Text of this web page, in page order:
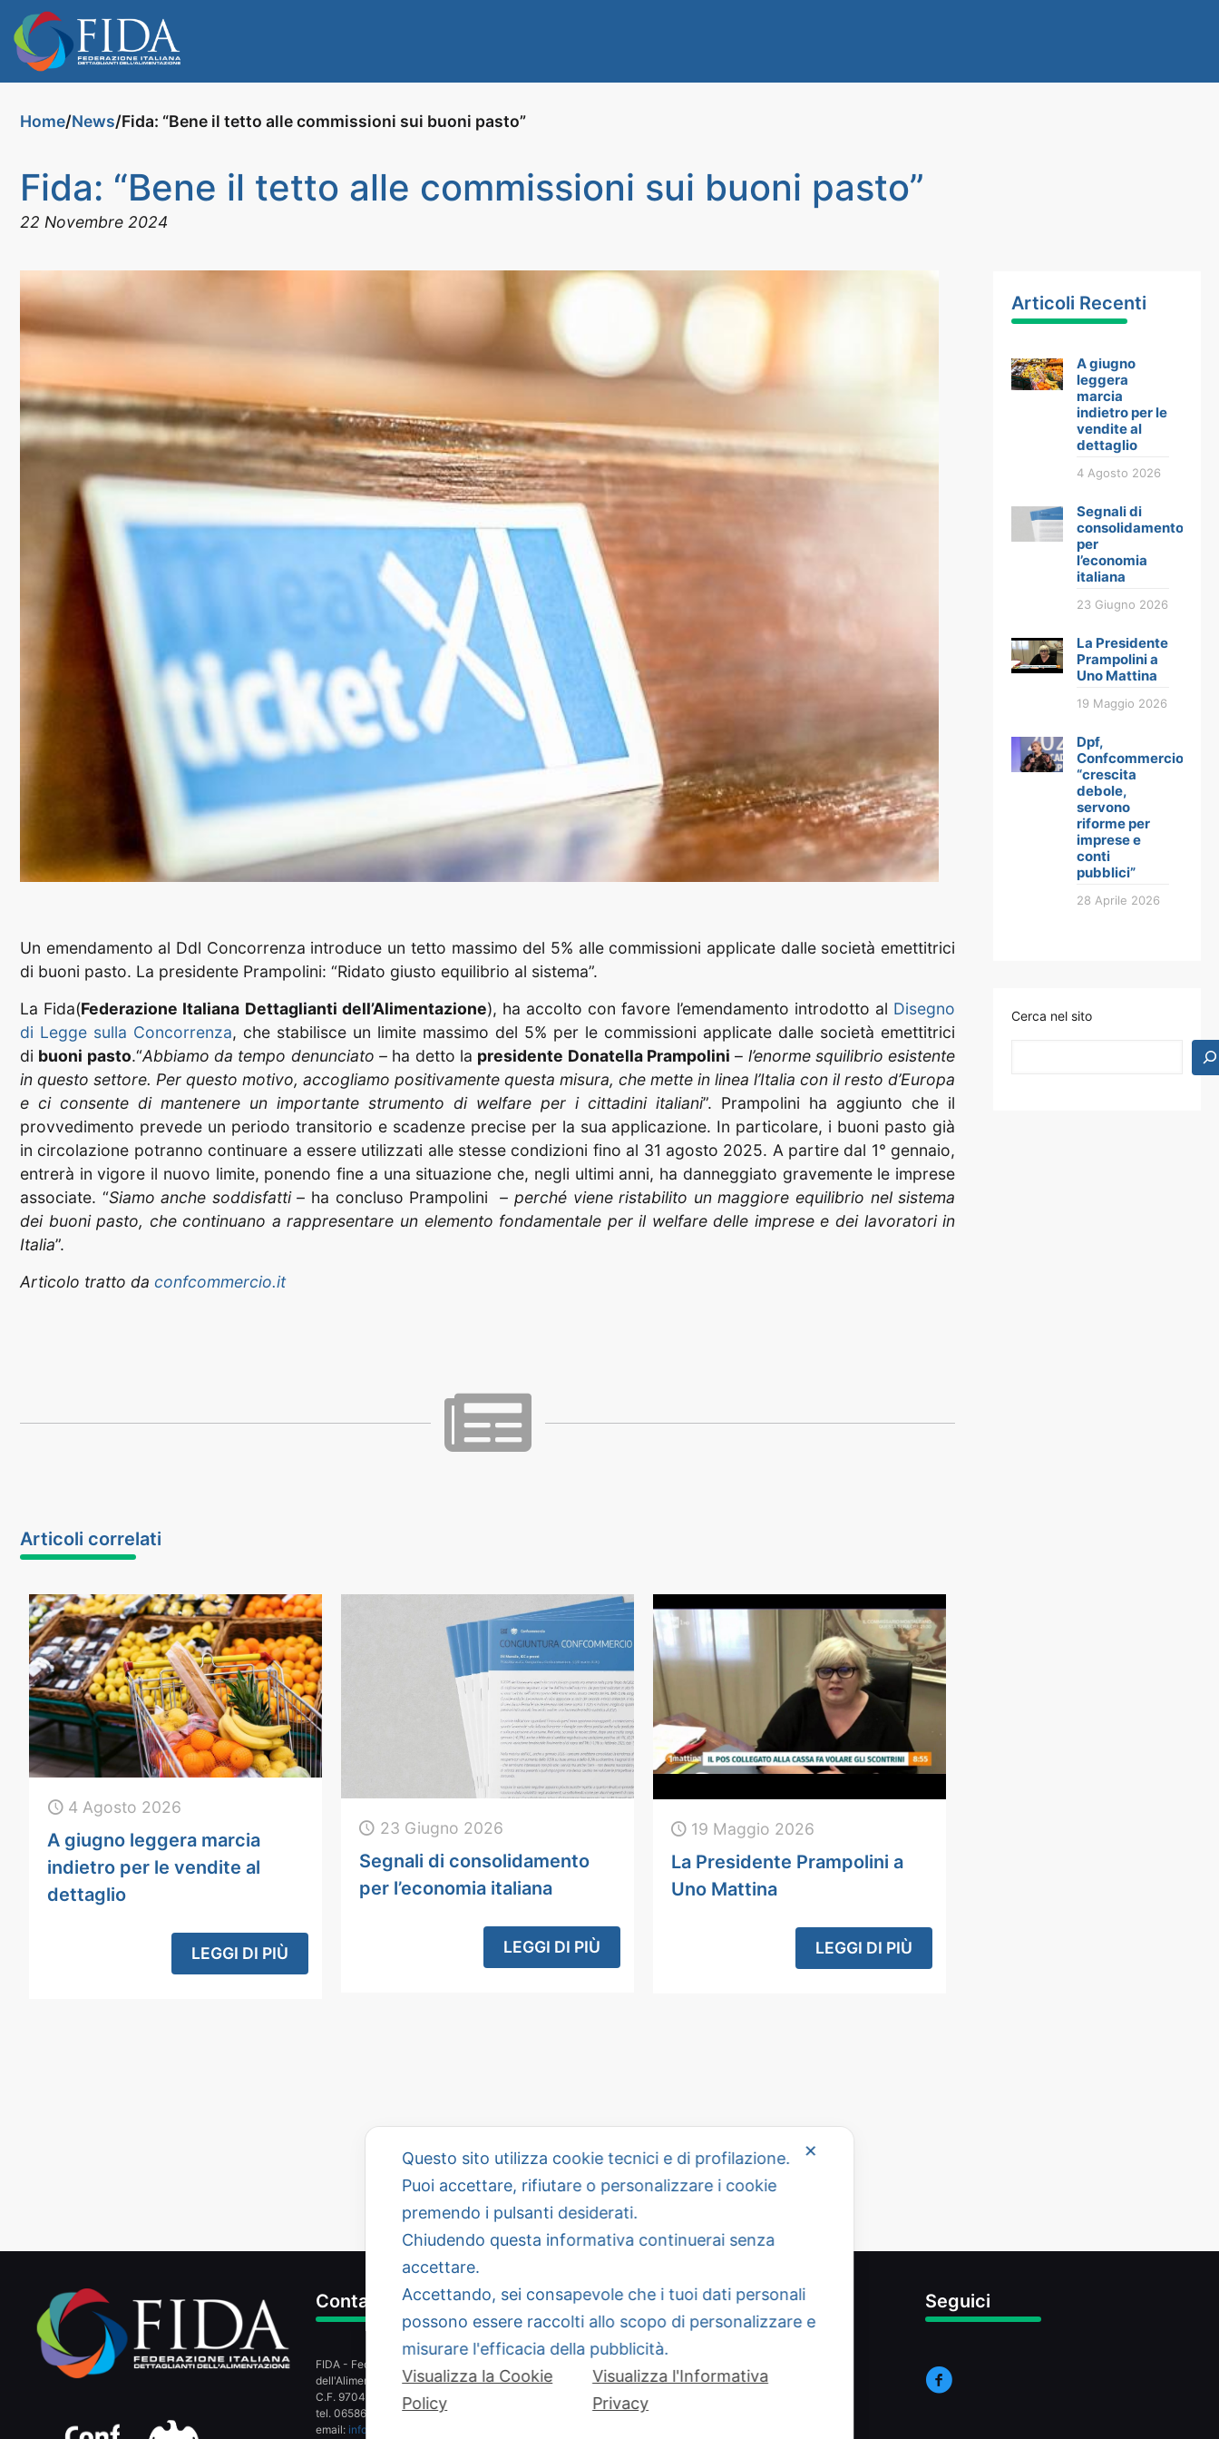
Home/News/Fida: “Bene il tetto alle commissioni sui buoni pasto”
Fida: “Bene il tetto alle commissioni sui buoni pasto”
22 Novembre 2024
Un emendamento al Ddl Concorrenza introduce un tetto massimo del 5% alle commissioni applicate dalle società emettitrici
di buoni pasto. La presidente Prampolini: “Ridato giusto equilibrio al sistema”.
La Fida(Federazione Italiana Dettaglianti dell’Alimentazione), ha accolto con favore l’emendamento introdotto al Disegno
di Legge sulla Concorrenza, che stabilisce un limite massimo del 5% per le commissioni applicate dalle società emettitrici
di buoni pasto.“Abbiamo da tempo denunciato – ha detto la presidente Donatella Prampolini – l’enorme squilibrio esistente
in questo settore. Per questo motivo, accogliamo positivamente questa misura, che mette in linea l’Italia con il resto d’Europa
e ci consente di mantenere un importante strumento di welfare per i cittadini italiani”. Prampolini ha aggiunto che il
provvedimento prevede un periodo transitorio e scadenze precise per la sua applicazione. In particolare, i buoni pasto già
in circolazione potranno continuare a essere utilizzati alle stesse condizioni fino al 31 agosto 2025. A partire dal 1° gennaio,
entrerà in vigore il nuovo limite, ponendo fine a una situazione che, negli ultimi anni, ha danneggiato gravemente le imprese
associate. “Siamo anche soddisfatti – ha concluso Prampolini
– perché viene ristabilito un maggiore equilibrio nel sistema
dei buoni pasto, che continuano a rappresentare un elemento fondamentale per il welfare delle imprese e dei lavoratori in
Italia”.
Articolo tratto da confcommercio.it
Articoli correlati
4 Agosto 2026
A giugno leggera marcia
indietro per le vendite al
dettaglio
LEGGI DI PIÙ
23 Giugno 2026
Segnali di consolidamento
per l’economia italiana
LEGGI DI PIÙ
19 Maggio 2026
La Presidente Prampolini a
Uno Mattina
LEGGI DI PIÙ
Articoli Recenti
A giugno
leggera
marcia
indietro per le
vendite al
dettaglio
4 Agosto 2026
Segnali di
consolidamento
per
l’economia
italiana
23 Giugno 2026
La Presidente
Prampolini a
Uno Mattina
19 Maggio 2026
Dpf,
Confcommercio:
“crescita
debole,
servono
riforme per
imprese e
conti
pubblici”
28 Aprile 2026
Cerca nel sito
Contatti
FIDA - Federazione Italiana Dettaglianti
dell'Alimentazione
C.F. 97049080589 - Piazza G.G. Belli 2, 00153 Roma
tel. 065866358 - fax 065803159
email: info@fidaonline.it
Informazioni
Privacy Policy
Circolari
Seguici
✕
Questo sito utilizza cookie tecnici e di profilazione.
Puoi accettare, rifiutare o personalizzare i cookie
premendo i pulsanti desiderati.
Chiudendo questa informativa continuerai senza
accettare.
Accettando, sei consapevole che i tuoi dati personali
possono essere raccolti allo scopo di personalizzare e
misurare l'efficacia della pubblicità.
Visualizza la Cookie
Policy
Visualizza l'Informativa
Privacy